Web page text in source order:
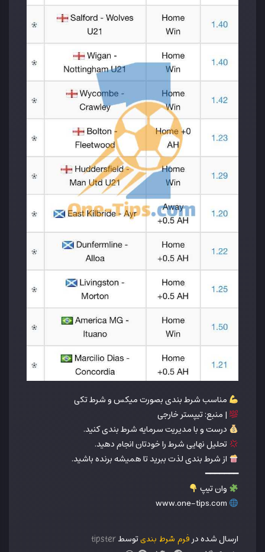
مناسب شرط بندی بصورت میکس و شرط تکی
| منبع: تیپستر خارجی
درست و با مدیریت سرمایه شرط بندی کنید.
تحلیل نهایی شرط را خودتان انجام دهید.
از شرط بندی لذت ببرید تا همیشه برنده باشید.
━━━━━━━
وان تیپ
ارسال شده درفرم شرط بندیتوسطtipster